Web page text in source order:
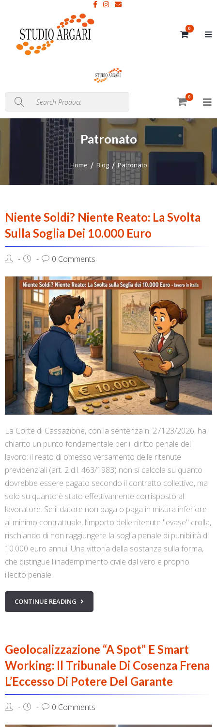
0
0
Patronato
Home Blog Patronato
Niente Soldi? Niente Reato: La Svolta
Sulla Soglia Dei 10.000 Euro
0 Comments
La Corte di Cassazione, con la sentenza n. 27123/2026, ha
chiarito un punto fondamentale per il diritto penale del
lavoro: il reato di omesso versamento delle ritenute
previdenziali (art. 2 d.l. 463/1983) non si calcola su quanto
dovrebbe essere pagato secondo il contratto collettivo, ma
solo su quanto è stato effettivamente corrisposto al
lavoratore. Se il datore non paga o paga in misura inferiore
al minimo contrattuale, l’importo delle ritenute "evase" crolla,
rischiando di non raggiungere la soglia penale di punibilità di
10.000 euro annui. Una vittoria della sostanza sulla forma,
che distingue l'inadempimento civile dal vero e proprio
illecito penale.
CONTINUE READING
Geolocalizzazione “a Spot” E Smart
Working: Il Tribunale Di Cosenza Frena
L’Eccesso Di Potere Del Garante
0 Comments